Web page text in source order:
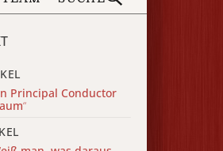
Principal Conductor
“